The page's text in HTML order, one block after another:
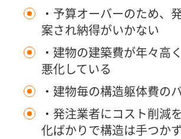
・予算オーバーのため、
案され納得がいかない
・建物の建築費が年々高
悪化している
・建物毎の構造躯体費の
・発注業者にコスト削減
化ばかりで構造は手つか